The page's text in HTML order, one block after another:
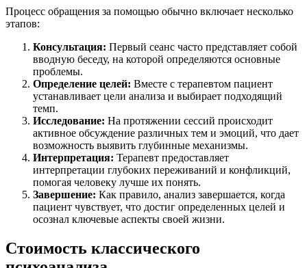
Процесс обращения за помощью обычно включает несколько
этапов:
Консультация: Первый сеанс часто представляет собой
вводную беседу, на которой определяются основные
проблемы.
Определение целей: Вместе с терапевтом пациент
устанавливает цели анализа и выбирает подходящий
темп.
Исследование: На протяжении сессий происходит
активное обсуждение различных тем и эмоций, что дает
возможность выявить глубинные механизмы.
Интерпретация: Терапевт предоставляет
интерпретации глубоких переживаний и конфликций,
помогая человеку лучше их понять.
Завершение: Как правило, анализ завершается, когда
пациент чувствует, что достиг определенных целей и
осознал ключевые аспекты своей жизни.
Стоимость классического